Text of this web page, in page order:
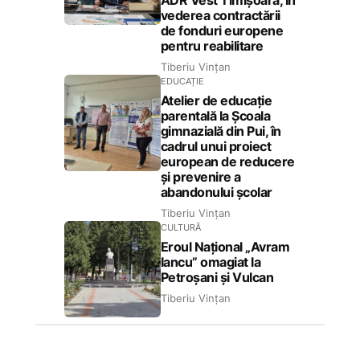
vederea contractării
de fonduri europene
pentru reabilitare
Tiberiu Vințan
EDUCAȚIE
Atelier de educație
parentală la Școala
gimnazială din Pui, în
cadrul unui proiect
european de reducere
și prevenire a
abandonului școlar
Tiberiu Vințan
CULTURĂ
Eroul Național „Avram
Iancu” omagiat la
Petroșani și Vulcan
Tiberiu Vințan